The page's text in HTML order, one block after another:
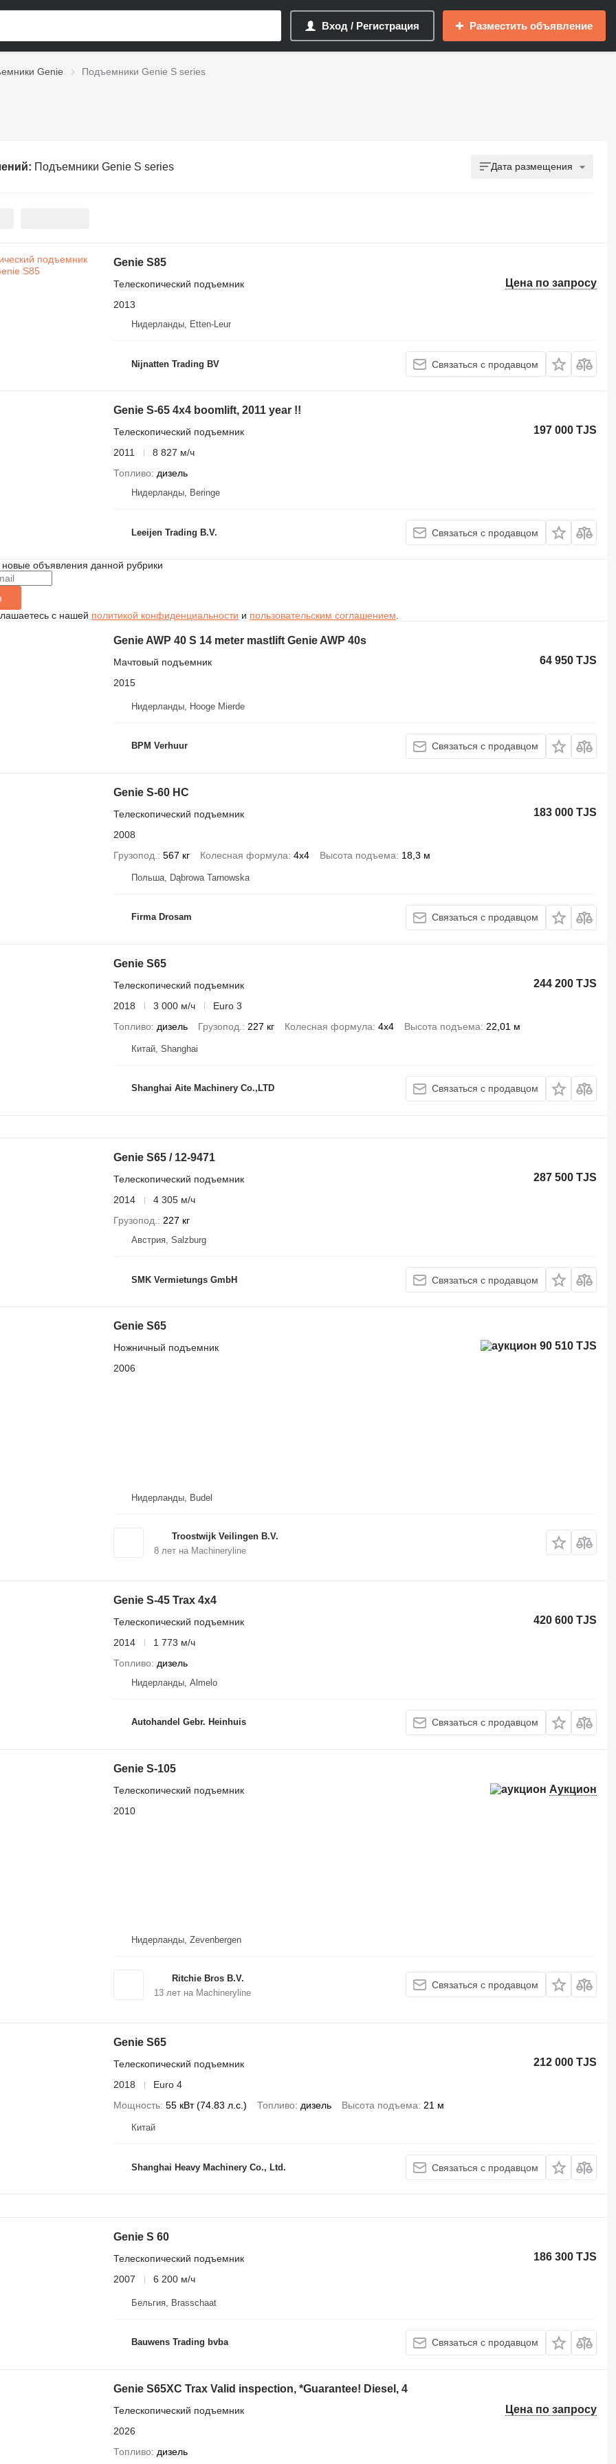
Вход / Регистрация Разместить объявление
Genie Подъемники Genie S series
Подъемники Genie S series Дата размещения
Genie S85
Цена по запросу
Телескопический подъемник
2013
Нидерланды, Etten-Leur
Nijnatten Trading BV Связаться с продавцом
Genie S-65 4x4 boomlift, 2011 year !!
197 000 TJS
Телескопический подъемник
2011
8 827 м/ч
Топливо
дизель
Нидерланды, Beringe
Leeijen Trading B.V. Связаться с продавцом
объявления данной рубрики
с нашей политикой конфиденциальности и пользовательским соглашением
Genie AWP 40 S 14 meter mastlift Genie AWP 40s
64 950 TJS
Мачтовый подъемник
2015
Нидерланды, Hooge Mierde
BPM Verhuur Связаться с продавцом
Genie S-60 HC
183 000 TJS
Телескопический подъемник
2008
Грузопод.
567 кг Колесная формула 4x4 Высота подъема 18,3 м
Польша, Dąbrowa Tarnowska
Firma Drosam Связаться с продавцом
Genie S65
244 200 TJS
Телескопический подъемник
2018
3 000 м/ч
Euro 3
Топливо
дизель Грузопод. 227 кг Колесная формула 4x4 Высота подъема 22,01 м
Китай, Shanghai
Shanghai Aite Machinery Co.,LTD Связаться с продавцом
Genie S65 / 12-9471
287 500 TJS
Телескопический подъемник
2014
4 305 м/ч
Грузопод. 227 кг
Австрия, Salzburg
SMK Vermietungs GmbH Связаться с продавцом
Genie S65
90 510 TJS
Ножничный подъемник
2006
Нидерланды, Budel
Troostwijk Veilingen B.V.
8лет на Machineryline
Genie S-45 Trax 4x4
420 600 TJS
Телескопический подъемник
2014
1 773 м/ч
Топливо
дизель
Нидерланды, Almelo
Autohandel Gebr. Heinhuis Связаться с продавцом
Genie S-105
Аукцион
Телескопический подъемник
2010
Нидерланды, Zevenbergen
Ritchie Bros B.V.
13лет на Machineryline
Связаться с продавцом
Genie S65
212 000 TJS
Телескопический подъемник
2018
Euro 4
Мощность 55 кВт (74.83 л.с.) Топливо дизель Высота подъема 21 м
Китай
Shanghai Heavy Machinery Co., Ltd. Связаться с продавцом
Genie S 60
186 300 TJS
Телескопический подъемник
2007
6 200 м/ч
Бельгия, Brasschaat
Bauwens Trading bvba Связаться с продавцом
Genie S65XC Trax Valid inspection, *Guarantee! Diesel, 4
Цена по запросу
Телескопический подъемник
2026
Топливо
дизель